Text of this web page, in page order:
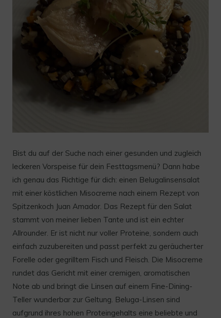
Bist du auf der Suche nach einer gesunden und zugleich
leckeren Vorspeise für dein Festtagsmenü? Dann habe
ich genau das Richtige für dich: einen Belugalinsensalat
mit einer köstlichen Misocreme nach einem Rezept von
Spitzenkoch Juan Amador. Das Rezept für den Salat
stammt von meiner lieben Tante und ist ein echter
Allrounder. Er ist nicht nur voller Proteine, sondern auch
einfach zuzubereiten und passt perfekt zu geräucherter
Forelle oder gegrilltem Fisch und Fleisch. Die Misocreme
rundet das Gericht mit einer cremigen, aromatischen
Note ab und bringt die Linsen auf einem Fine-Dining-
Teller wunderbar zur Geltung. Beluga-Linsen sind
aufgrund ihres hohen Proteingehalts eine beliebte und